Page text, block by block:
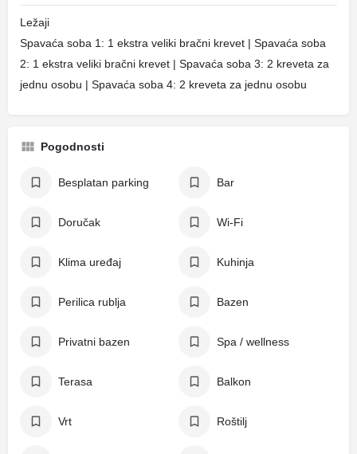
Ležaji
Spavaća soba 1: 1 ekstra veliki bračni krevet | Spavaća soba
2: 1 ekstra veliki bračni krevet | Spavaća soba 3: 2 kreveta za
jednu osobu | Spavaća soba 4: 2 kreveta za jednu osobu
Pogodnosti
Besplatan parking Bar
Doručak Wi-Fi
Klima uređaj Kuhinja
Perilica rublja Bazen
Privatni bazen Spa / wellness
Terasa Balkon
Vrt Roštilj